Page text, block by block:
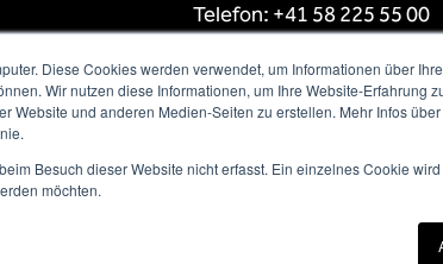
Diese Cookies werden verwendet, um Informationen über
Wir nutzen diese Informationen, um Ihre Website-Erfahrung
Website und anderen Medien-Seiten zu erstellen. Mehr Infos
Besuch dieser Website nicht erfasst. Ein einzelnes Cookie
möchten.
Telefon: +41 58 225 55 00